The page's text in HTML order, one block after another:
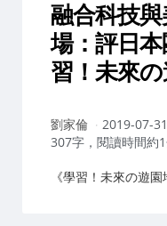
融合科技
場：評日
習！未來
作
者：
劉家倫
2019-07-31
307字，閱讀時間約
《學習！未來の遊